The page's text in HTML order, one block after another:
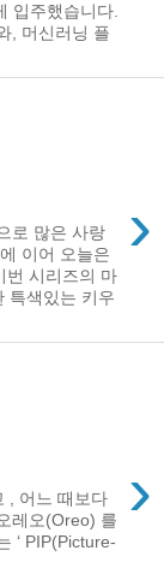
입주했습니다.
, 머신러닝 플
›
로 많은 사랑
이어 오늘은
번 시리즈의 마
특색있는 키우
›
, 어느 때보다
레오(Oreo) 를
‘ PIP(Picture-